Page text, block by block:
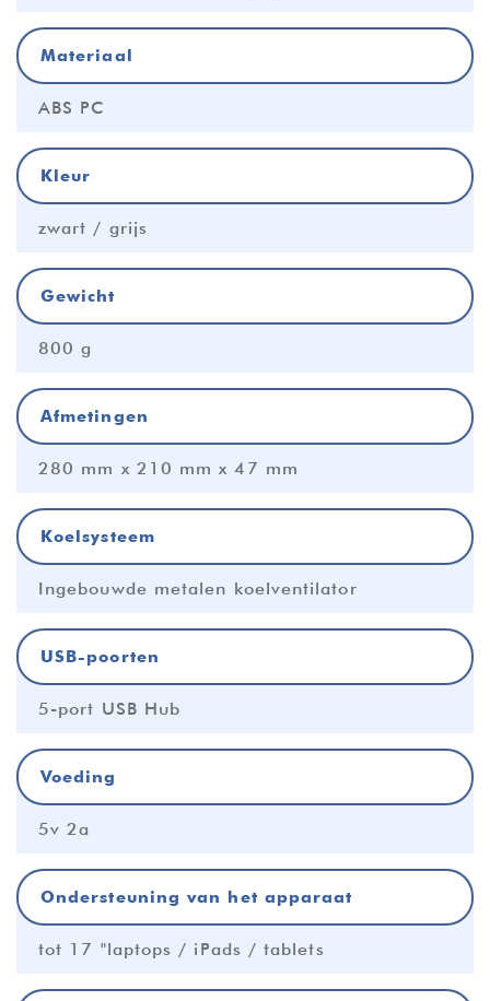
Materiaal
ABS PC
Kleur
zwart / grijs
Gewicht
800 g
Afmetingen
280 mm x 210 mm x 47 mm
Koelsysteem
Ingebouwde metalen koelventilator
USB-poorten
5-port USB Hub
Voeding
5v 2a
Ondersteuning van het apparaat
tot 17 "laptops / iPads / tablets